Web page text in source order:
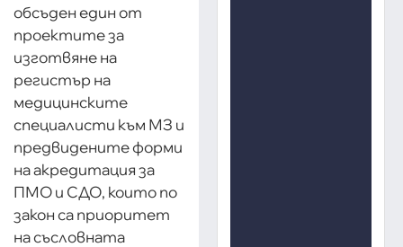
обсъден един от
проектите за
изготвяне на
регистър на
медицинските
специалисти към МЗ и
предвидените форми
на акредитация за
ПМО и СДО, които по
закон са приоритет
на съсловната